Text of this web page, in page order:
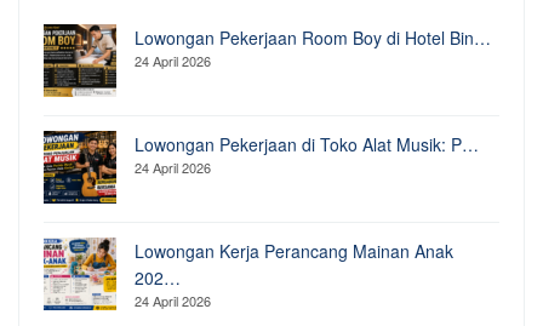
Lowongan Pekerjaan Room Boy di Hotel Bin…
24 April 2026
Lowongan Pekerjaan di Toko Alat Musik: P…
24 April 2026
Lowongan Kerja Perancang Mainan Anak
202…
24 April 2026